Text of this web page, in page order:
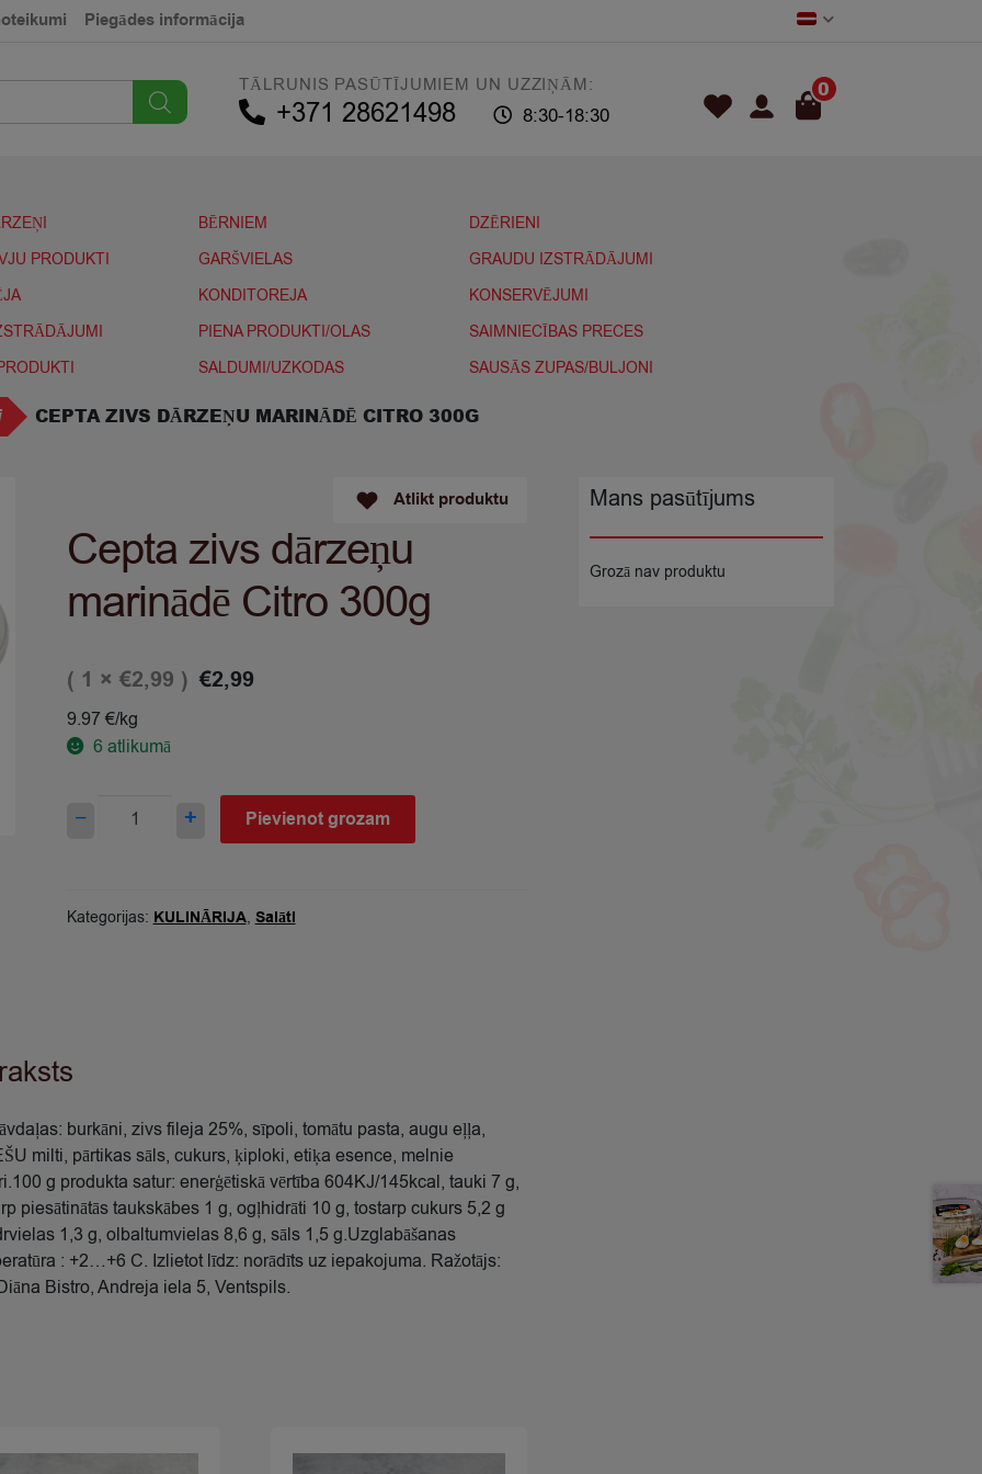
Piegādes informācija
TĀLRUNIS PASŪTĪJUMIEM UN UZZIŅĀM:
+371 28621498 8:30-18:30
0
BĒRNIEM
DZĒRIENI
PRODUKTI
GARŠVIELAS
GRAUDU IZSTRĀDĀJUMI
KONDITOREJA
KONSERVĒJUMI
PIENA PRODUKTI/OLAS
SAIMNIECĪBAS PRECES
SALDUMI/UZKODAS SAUSĀS ZUPAS/BULJONI
CEPTA ZIVS DĀRZEŅU MARINĀDĒ CITRO 300G
Atlikt produktu
Cepta zivs dārzeņu
marinādē Citro 300g
€2,99
( 1 × €2,99 )
9.97 €/kg
6 atlikumā
−
Cepta
Citro
+ Pievienot grozam
Kategorijas: KULINĀRIJA, Salāti
burkāni, zivs fileja 25%, sīpoli, tomātu pasta, augu eļļa,
milti, pārtikas sāls, cukurs, ķiploki, etiķa esence, melnie
g produkta satur: enerģētiskā vērtība 604KJ/145kcal, tauki 7 g,
piesātinātās taukskābes 1 g, ogļhidrāti 10 g, tostarp cukurs 5,2 g
1,3 g, olbaltumvielas 8,6 g, sāls 1,5 g.Uzglabāšanas
: +2…+6 C. Izlietot līdz: norādīts uz iepakojuma. Ražotājs:
Bistro, Andreja iela 5, Ventspils.
Mans pasūtījums
Grozā nav produktu